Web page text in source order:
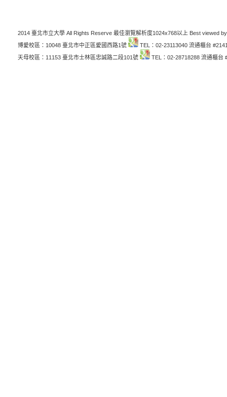
2014 臺北市立大學 All Rights Reserve 最佳瀏覽解析度1024x768以上 Best viewed
博愛校區：10048 臺北市中正區愛國西路1號
TEL：02-23113040 流通櫃台
天母校區：11153 臺北市士林區忠誠路二段101號
TEL：02-28718288 流通櫃台